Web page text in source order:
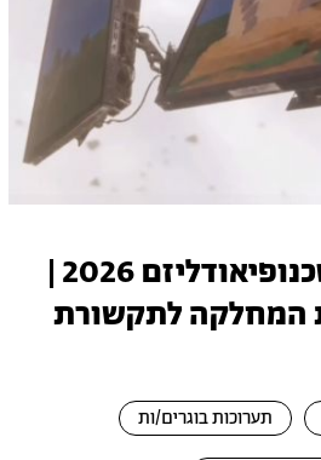
אירוע נעילה – טכנופיאודליזם 2026 |
המחלקה לתקשורת
תערוכות בוגרים/ות